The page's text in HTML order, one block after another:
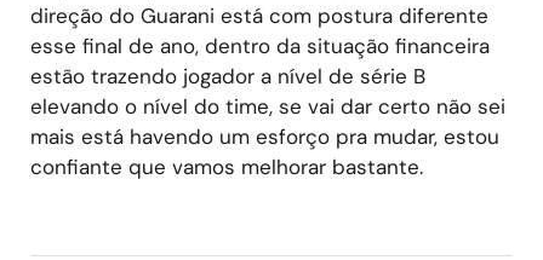
direção do Guarani está com postura diferente
esse final de ano, dentro da situação financeira
estão trazendo jogador a nível de série B
elevando o nível do time, se vai dar certo não sei
mais está havendo um esforço pra mudar, estou
confiante que vamos melhorar bastante.